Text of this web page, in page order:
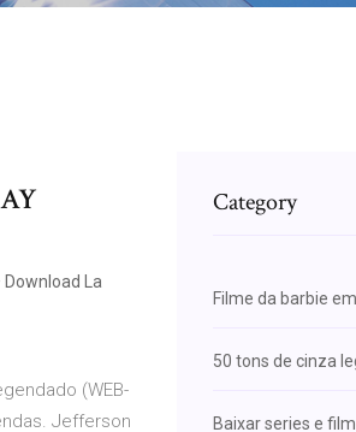
La
(WEB-
Jefferson
Category
Filme da barbie
50 tons de cinza
Baixar series e